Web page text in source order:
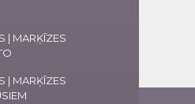
| MARĶĪZES
| MARĶĪZES